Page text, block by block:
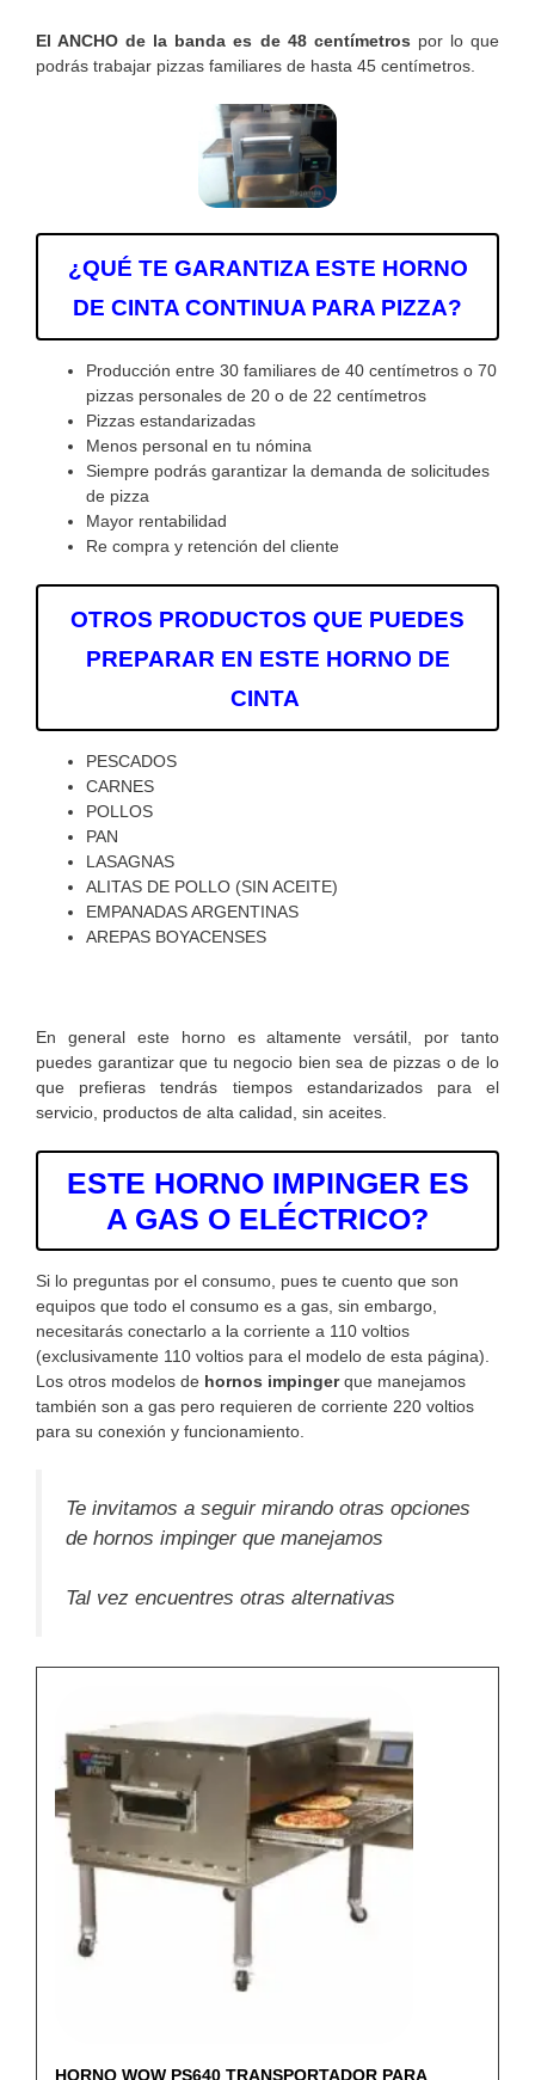
El ANCHO de la banda es de 48 centímetros por lo que
podrás trabajar pizzas familiares de hasta 45 centímetros.
¿QUÉ TE GARANTIZA ESTE HORNO
DE CINTA CONTINUA PARA PIZZA?
Producción entre 30 familiares de 40 centímetros o 70
pizzas personales de 20 o de 22 centímetros
Pizzas estandarizadas
Menos personal en tu nómina
Siempre podrás garantizar la demanda de solicitudes
de pizza
Mayor rentabilidad
Re compra y retención del cliente
OTROS PRODUCTOS QUE PUEDES
PREPARAR EN ESTE HORNO DE
CINTA
PESCADOS
CARNES
POLLOS
PAN
LASAGNAS
ALITAS DE POLLO (SIN ACEITE)
EMPANADAS ARGENTINAS
AREPAS BOYACENSES
En general este horno es altamente versátil, por tanto
puedes garantizar que tu negocio bien sea de pizzas o de lo
que prefieras tendrás tiempos estandarizados para el
servicio, productos de alta calidad, sin aceites.
ESTE HORNO IMPINGER ES
A GAS O ELÉCTRICO?
Si lo preguntas por el consumo, pues te cuento que son
equipos que todo el consumo es a gas, sin embargo,
necesitarás conectarlo a la corriente a 110 voltios
(exclusivamente 110 voltios para el modelo de esta página).
Los otros modelos de hornos impingerque manejamos
también son a gas pero requieren de corriente 220 voltios
para su conexión y funcionamiento.
Te invitamos a seguir mirando otras opciones
de hornos impinger que manejamos
Tal vez encuentres otras alternativas
HORNO WOW PS640 TRANSPORTADOR PARA